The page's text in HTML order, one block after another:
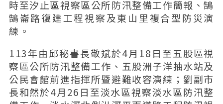
時至汐止區視察區公所防汛整備工作簡報、鵠
鵠崙路復建工程視察及東山里複合型防災演
練。
113年由邱秘書長敬斌於4月18日至五股區視
察區公所防汛整備工作、五股洲子洋抽水站及
公民會館前進指揮所暨避難收容演練；劉副市
長和然於4月26日至淡水區視察淡水區防汛整